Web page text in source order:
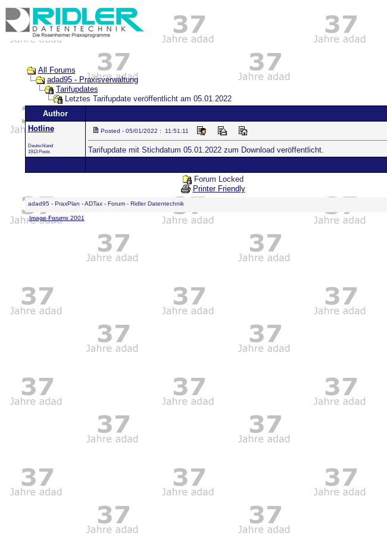
All Forums
adad95 - Praxisverwaltung
Tarifupdates
Letztes Tarifupdate veröffentlicht am 05.01.2022
Author
Hotline
Deutschland
1913 Posts
Posted - 05/01/2022 : 11:51:11
Tarifupdate mit Stichdatum 05.01.2022 zum Download veröffentlicht.
Forum Locked
Printer Friendly
adad95 - PraxPlan - ADTax - Forum - Ridler Datentechnik
Image Forums 2001